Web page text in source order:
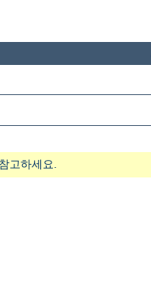
고하세요.